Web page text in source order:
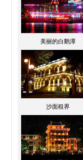
美丽的白鹅潭
沙面租界